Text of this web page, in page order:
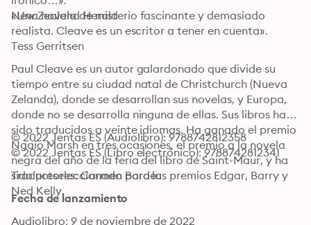
New Zealand Herald
«Una novela de misterio fascinante y demasiado
realista. Cleave es un escritor a tener en cuenta».
Tess Gerritsen
Paul Cleave es un autor galardonado que divide su
tiempo entre su ciudad natal de Christchurch (Nueva
Zelanda), donde se desarrollan sus novelas, y Europa,
donde no se desarrolla ninguna de ellas. Sus libros han
sido traducidos a veinte idiomas. Ha ganado el premio
Ngaio Marsh en tres ocasiones, el premio a la novela
negra del año de la feria del libro de Saint-Maur, y ha
sido preseleccionado para los premios Edgar, Barry y
Ned Kelly.
© 2022 Jentas ES (Audiolibro): 9788742812358
© 2022 Jentas ES (Libro electrónico): 9788742812341
Traductores: Carmen Bordeu
Fecha de lanzamiento
Audiolibro: 9 de noviembre de 2022